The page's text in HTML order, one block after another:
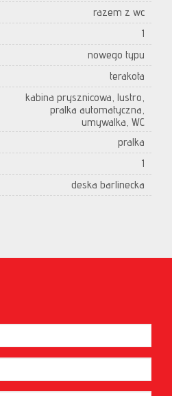
razem z wc
1
nowego typu
terakota
kabina prysznicowa, lustro,
pralka automatyczna,
umywalka, WC
pralka
1
deska barlinecka